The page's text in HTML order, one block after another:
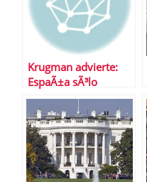
Krugman advierte:
EspaÃ±a sÃ³lo
bajarÃ¡ el desempleo
si sale del euro